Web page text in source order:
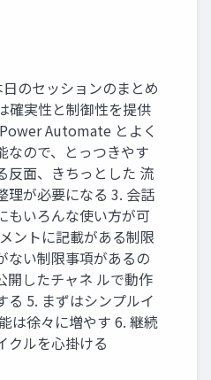
のセッションのまとめ
確実性と制御性を提供
Automate とよく
なので、とっつきやす
反面、きちっとした 流
理が必要になる 3. 会話
もいろんな使い方が可
ントに記載がある制限
ない制限事項があるの
開したチャネ ルで動作
る 5. まずはシンプルイ
は徐々に増やす 6. 継続
クルを心掛ける